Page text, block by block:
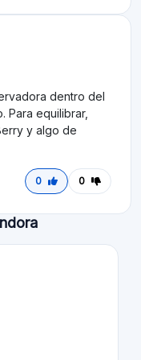
dentro del
Para equilibrar,
y algo de
0 0